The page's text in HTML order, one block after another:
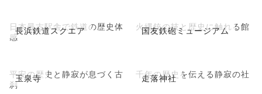
長浜鉄道スクエア
日本最古駅舎で鉄道の歴史体
感
国友鉄砲ミュージアム
火縄銃の技と歴史に触れる館
玉泉寺
平安の歴史と静寂が息づく古
刹
走落神社
千年の歴史を伝える静寂の社